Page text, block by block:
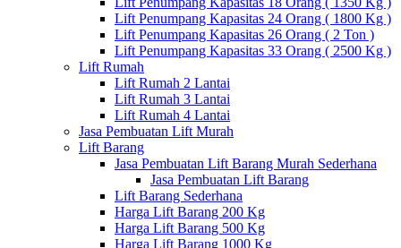
Lift Penumpang Kapasitas 24 Orang ( 1800 Kg )
Lift Penumpang Kapasitas 26 Orang ( 2 Ton )
Lift Penumpang Kapasitas 33 Orang ( 2500 Kg )
Lift Rumah
Lift Rumah 2 Lantai
Lift Rumah 3 Lantai
Lift Rumah 4 Lantai
Jasa Pembuatan Lift Murah
Lift Barang
Jasa Pembuatan Lift Barang Murah Sederhana
Jasa Pembuatan Lift Barang
Lift Barang Sederhana
Harga Lift Barang 200 Kg
Harga Lift Barang 500 Kg
Harga Lift Barang 1000 Kg